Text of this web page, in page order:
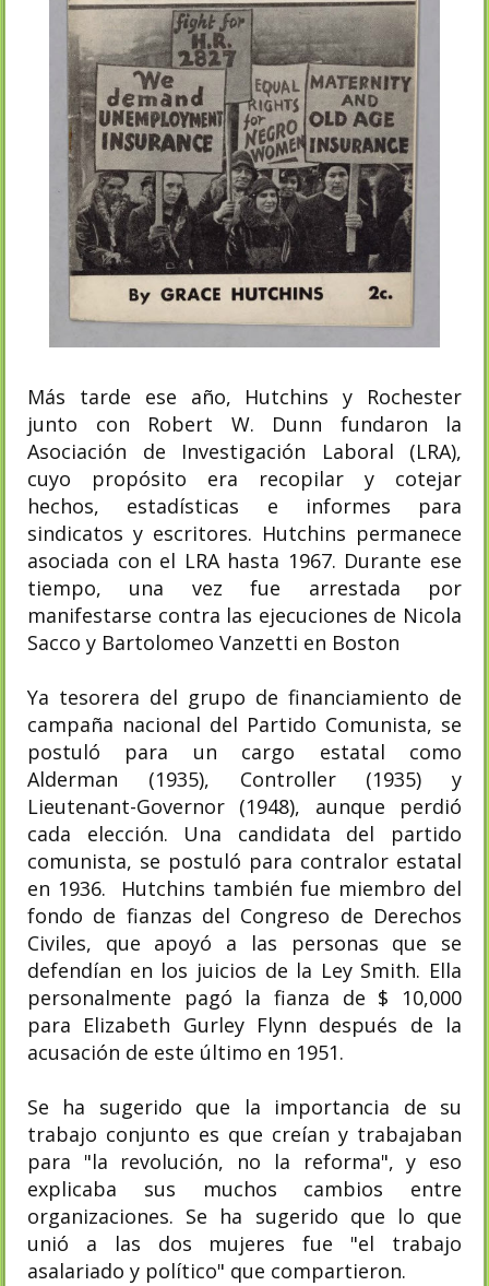
Más tarde ese año, Hutchins y Rochester
junto con Robert W. Dunn fundaron la
Asociación de Investigación Laboral (LRA),
cuyo propósito era recopilar y cotejar
hechos, estadísticas e informes para
sindicatos y escritores. Hutchins permanece
asociada con el LRA hasta 1967. Durante ese
tiempo, una vez fue arrestada por
manifestarse contra las ejecuciones de Nicola
Sacco y Bartolomeo Vanzetti en Boston
Ya tesorera del grupo de financiamiento de
campaña nacional del Partido Comunista, se
postuló para un cargo estatal como
Alderman (1935), Controller (1935) y
Lieutenant-Governor (1948), aunque perdió
cada elección. Una candidata del partido
comunista, se postuló para contralor estatal
en 1936. Hutchins también fue miembro del
fondo de fianzas del Congreso de Derechos
Civiles, que apoyó a las personas que se
defendían en los juicios de la Ley Smith. Ella
personalmente pagó la fianza de $ 10,000
para Elizabeth Gurley Flynn después de la
acusación de este último en 1951.
Se ha sugerido que la importancia de su
trabajo conjunto es que creían y trabajaban
para "la revolución, no la reforma", y eso
explicaba sus muchos cambios entre
organizaciones. Se ha sugerido que lo que
unió a las dos mujeres fue "el trabajo
asalariado y político" que compartieron.